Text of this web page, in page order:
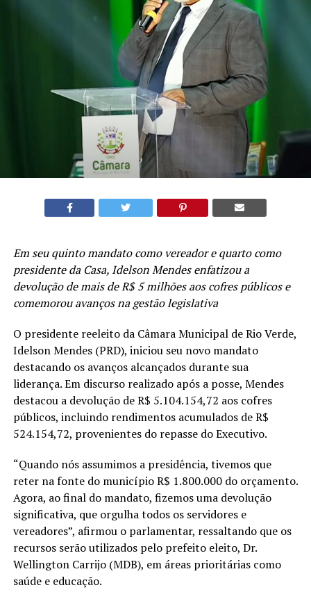
Em seu quinto mandato como vereador e quarto como
presidente da Casa, Idelson Mendes enfatizou a
devolução de mais de R$ 5 milhões aos cofres públicos e
comemorou avanços na gestão legislativa
O presidente reeleito da Câmara Municipal de Rio Verde,
Idelson Mendes (PRD), iniciou seu novo mandato
destacando os avanços alcançados durante sua
liderança. Em discurso realizado após a posse, Mendes
destacou a devolução de R$ 5.104.154,72 aos cofres
públicos, incluindo rendimentos acumulados de R$
524.154,72, provenientes do repasse do Executivo.
“Quando nós assumimos a presidência, tivemos que
reter na fonte do município R$ 1.800.000 do orçamento.
Agora, ao final do mandato, fizemos uma devolução
significativa, que orgulha todos os servidores e
vereadores”, afirmou o parlamentar, ressaltando que os
recursos serão utilizados pelo prefeito eleito, Dr.
Wellington Carrijo (MDB), em áreas prioritárias como
saúde e educação.